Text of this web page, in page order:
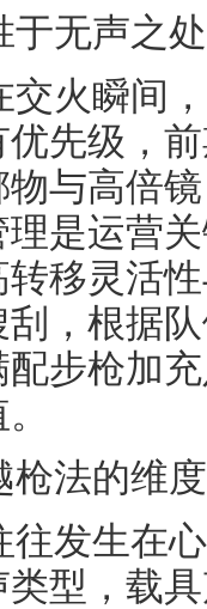
于无声之处
交火瞬间
先级，
与高倍
是运营
移灵活
，根据
步枪加
枪法的维度
往发生在
型，载